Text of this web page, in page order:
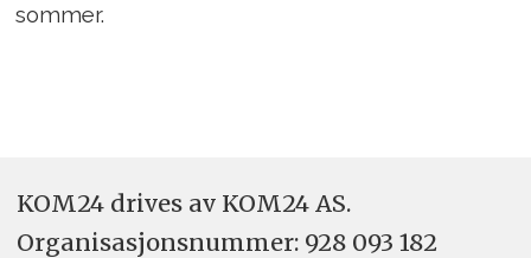
sommer.
KOM24 drives av KOM24 AS.
Organisasjons­nummer: 928 093 182